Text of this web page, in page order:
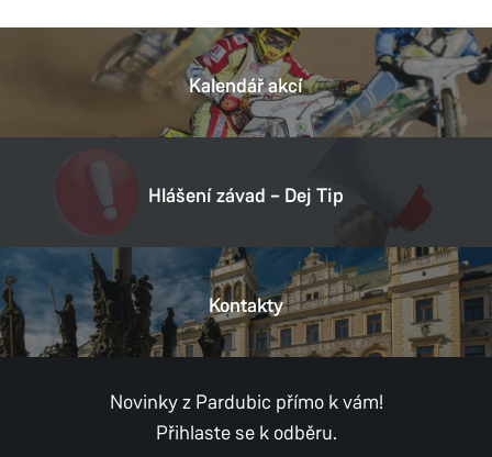
Kalendář akcí
Hlášení závad – Dej Tip
Kontakty
Novinky z Pardubic přímo k vám!
Přihlaste se k odběru.